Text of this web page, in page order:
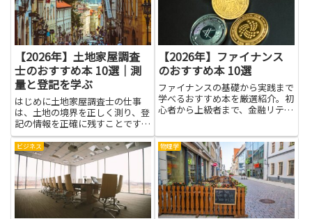
ル、メンタル面の対処法といった
実...
象を観察すると身近なヒントが見
【2026年】土地家屋調査
士のおすすめ本 10選｜測
量と登記を学ぶ
はじめに土地家屋調査士の仕事
は、土地の境界を正しく測り、登
記の情報を正確に残すことです。
測量の技術だけでなく、地図の読
み方や法的な手続きの流れを知っ
ておくと、現場での作業がスムー
ズになります。本を通じて基礎を
学ぶと、道具の使い方や測量の考
え...
【2026年】ファイナンス
のおすすめ本 10選
ファイナンスの基礎から実践まで
学べるおすすめ本を厳選紹介。初
心者から上級者まで、金融リテラ
ビジネス 物理学